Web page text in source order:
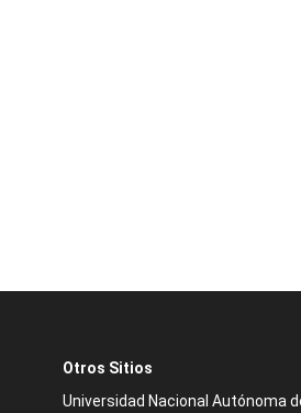
Otros Sitios
Universidad Nacional Autónoma